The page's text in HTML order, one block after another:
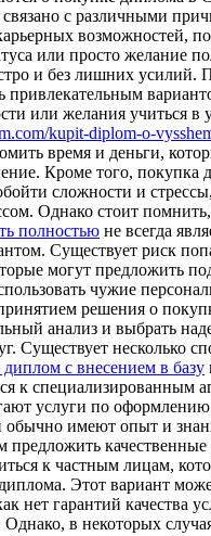
с различными
возможностей,
или просто желание
и без лишних усилий.
или желания учиться в
kupit-diplom-o-
время и деньги,
Кроме того, покупка
сложности и
Однако стоит
полностью не всегда
Существует риск
могут предложить
чужие
решения о
анализ и выбрать
Существует несколько
диплом с внесением в базу
к специализированным
услуги по
имеют опыт и
предложить
к частным лицам,
Этот вариант
нет гарантий качества
в некоторых